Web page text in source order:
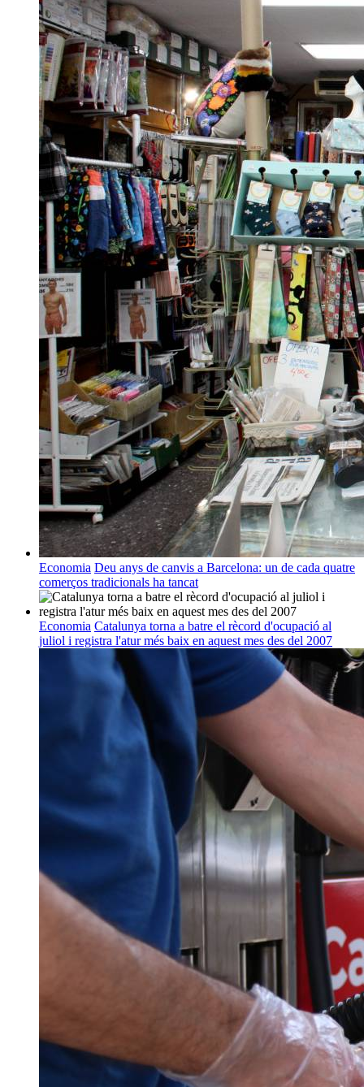
Economia Deu anys de canvis a Barcelona: un de cada quatre
comerços tradicionals ha tancat
Economia Catalunya torna a batre el rècord d'ocupació al
juliol i registra l'atur més baix en aquest mes des del 2007